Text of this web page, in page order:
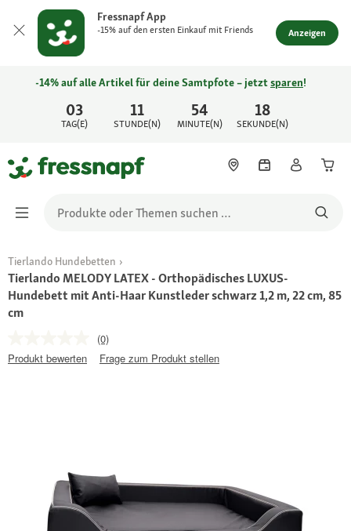
Fressnapf App
-15% auf den ersten Einkauf mit Friends Anzeigen
03
TAG(E)
11
STUNDE(N)
54
MINUTE(N)
18
SEKUNDE(N)
-14% auf alle Artikel für deine Samtpfote – jetztsparen!
Tierlando Hundebetten
Tierlando MELODY LATEX - Orthopädisches LUXUS-
Hundebett mit Anti-Haar Kunstleder schwarz 1,2 m, 22 cm, 85
cm
(0)
Produkt bewerten
Frage zum Produkt stellen